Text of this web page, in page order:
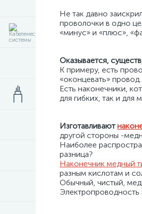
Не так давно
проволочки в одно
«минус» и «плюс»,
Оказывается,
К примеру, есть
«оконцевать»
Есть наконечники,
для гибких, так и для
Изготавливают
другой стороны -
Наиболее
разница?
Наконечник медный
разным кислотам и
Обычный, чистый,
Электропроводность